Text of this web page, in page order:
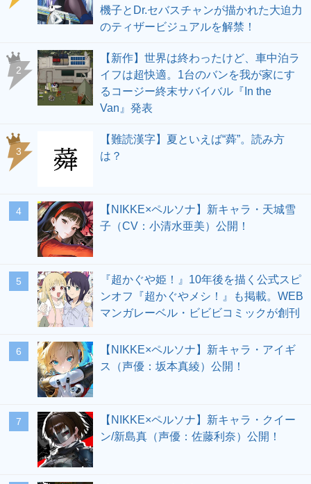
機子とDr.セバスチャンが描かれた大迫力
のティザービジュアルを解禁！
2
【新作】世界は終わったけど、車中泊ラ
イフは超快適。1台のバンを我が家にす
るコージー終末サバイバル『In the
Van』発表
3
【難読漢字】夏といえば“蕣”。読み方
は？
4
【NIKKE×ペルソナ】新キャラ・天城雪
子（CV：小清水亜美）公開！
5
『超かぐや姫！』10年後を描く公式スピ
ンオフ『超かぐやメシ！』も掲載。WEB
マンガレーベル・ビビビコミックが創刊
6
【NIKKE×ペルソナ】新キャラ・アイギ
ス（声優：坂本真綾）公開！
7
【NIKKE×ペルソナ】新キャラ・クイー
ン/新島真（声優：佐藤利奈）公開！